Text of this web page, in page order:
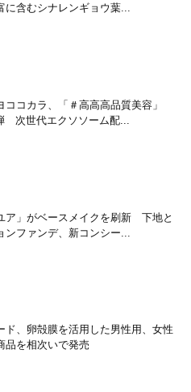
に含むシナレンギョウ葉...
ココカラ、「＃高高高品質美容」
次世代エクソソーム配...
ア」がベースメイクを刷新 下地と
ンファンデ、新コンシー...
ド、卵殻膜を活用した男性用、女性
品を相次いで発売